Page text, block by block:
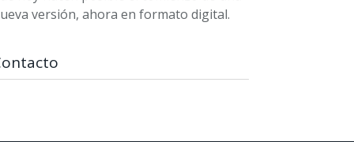
versión, ahora en formato digital.